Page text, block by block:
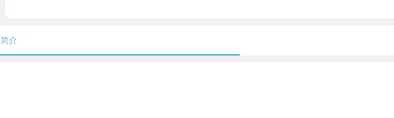
简介